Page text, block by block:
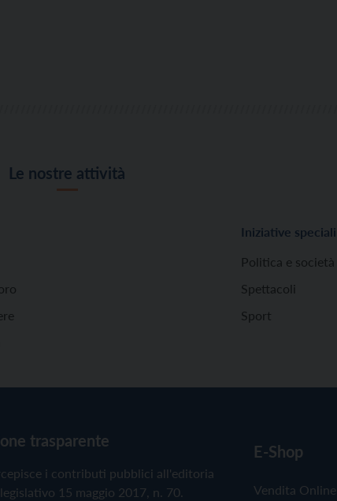
Le nostre attività
Iniziative speciali
Politica e società
Spettacoli
Sport
trasparente
i contributi pubblici all'editoria
15 maggio 2017, n. 70.
E-Shop
Vendita Online